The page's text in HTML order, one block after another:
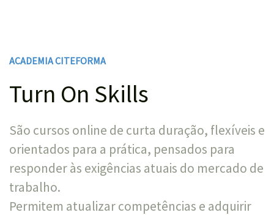
ACADEMIA CITEFORMA
Turn On Skills
São cursos online de curta duração, flexíveis e
orientados para a prática, pensados para
responder às exigências atuais do mercado de
trabalho.
Permitem atualizar competências e adquirir